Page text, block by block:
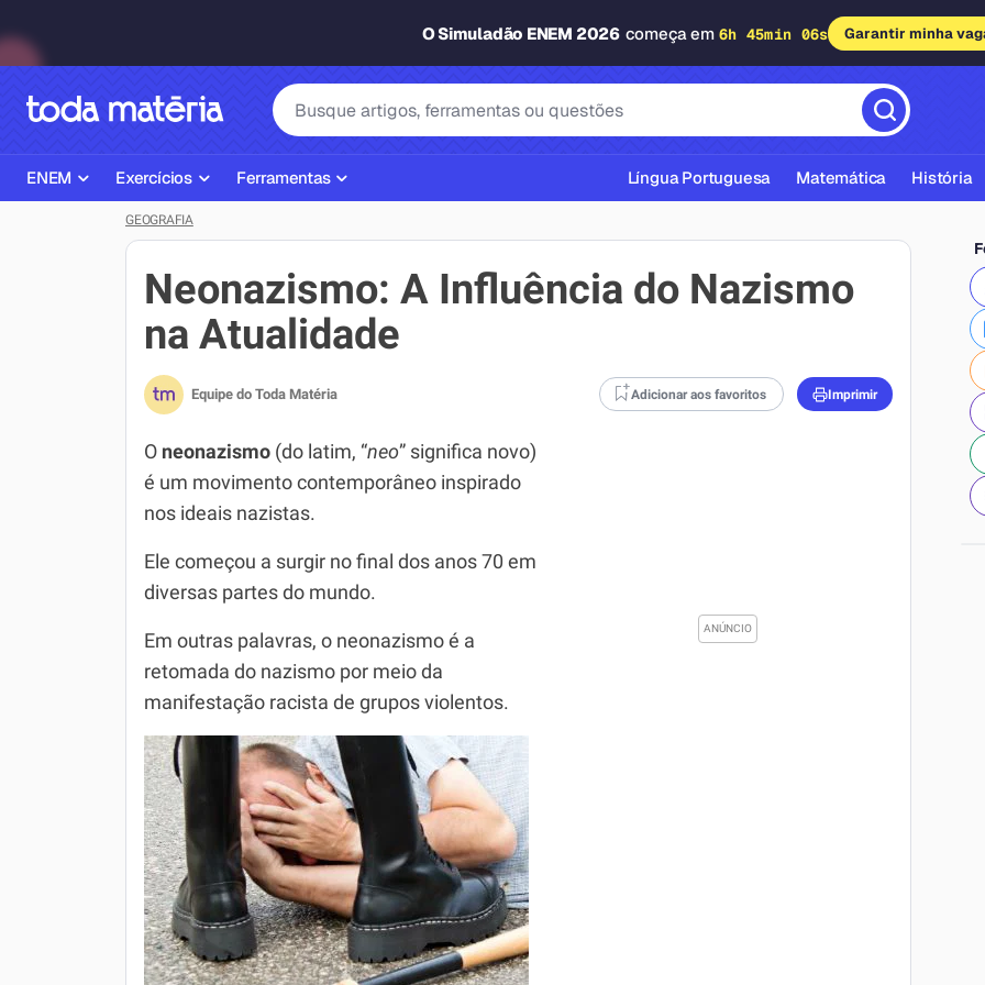
O Simuladão ENEM 2026 começa em 6h 45min 05s Garantir minha
ENEM
Página Inicial ENEM
Plano de Estudos
Exercícios ENEM
Simulados ENEM
Exercícios
ENEM
Matemática
Biologia
Inglês
Geografia
Ferramentas
Corretor de Redação
Exercícios
Língua Portuguesa Matemática História
GEOGRAFIA
Neonazismo: A Influência do Nazismo
na Atualidade
Equipe do Toda Matéria Adicionar aos favoritos Imprimir
O neonazismo (do latim, “neo” significa novo)
é um movimento contemporâneo inspirado
nos ideais nazistas.
Ele começou a surgir no final dos anos 70 em
diversas partes do mundo.
Em outras palavras, o neonazismo é a
retomada do nazismo por meio da
manifestação racista de grupos violentos.